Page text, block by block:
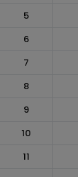
5
6
7
8
9
10
11